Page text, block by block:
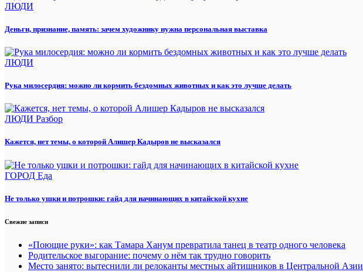
ЛЮДИ
Деньги, признание, память: зачем художнику нужна персональная выставка
ЛЮДИ
Рука милосердия: можно ли кормить бездомных животных и как это лучше делать
ЛЮДИ Разбор
Кажется, нет темы, о которой Алишер Кадыров не высказался
ГОРОД Еда
Не только ушки и потрошки: гайд для начинающих в китайской кухне
Свежие записи
«Поющие руки»: как Тамара Ханум превратила танец в театр одного человека
Родительское выгорание: почему о нём так трудно говорить
Место занято: вытеснили ли релоканты местных айтишников в Центральной Азии